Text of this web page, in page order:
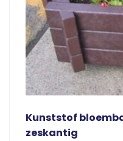
Kunststof
zeskantig